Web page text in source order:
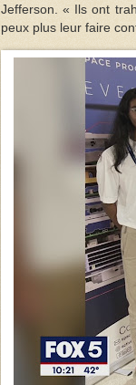
Jefferson. « Ils ont
peux plus leur faire